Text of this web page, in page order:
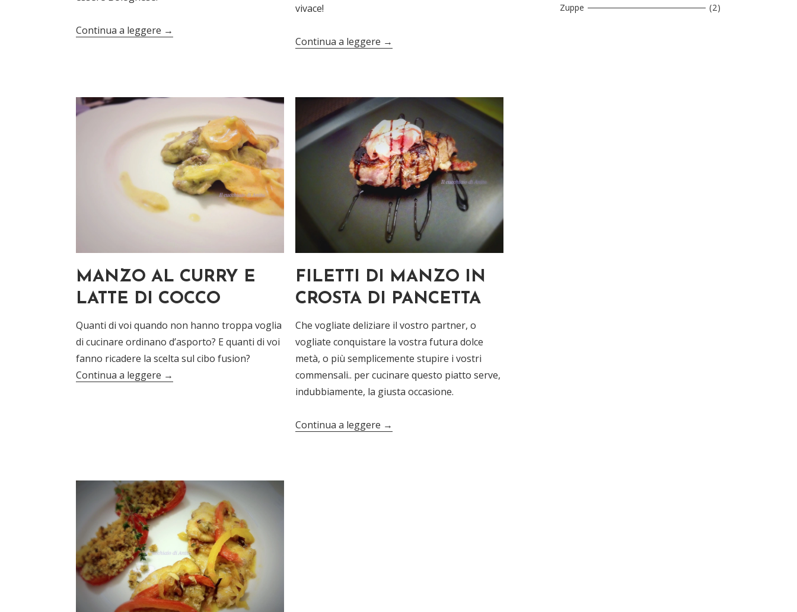
Continua a leggere →
vivace!
Continua a leggere →
MANZO AL CURRY E
LATTE DI COCCO
Quanti di voi quando non hanno troppa voglia
di cucinare ordinano d’asporto? E quanti di voi
fanno ricadere la scelta sul cibo fusion?
Continua a leggere →
FILETTI DI MANZO IN
CROSTA DI PANCETTA
Che vogliate deliziare il vostro partner, o
vogliate conquistare la vostra futura dolce
metà, o più semplicemente stupire i vostri
commensali.. per cucinare questo piatto serve,
indubbiamente, la giusta occasione.
Continua a leggere →
Zuppe
(2)